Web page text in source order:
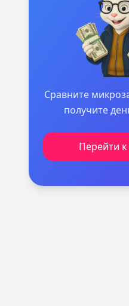
Сравните
получите
Перейти